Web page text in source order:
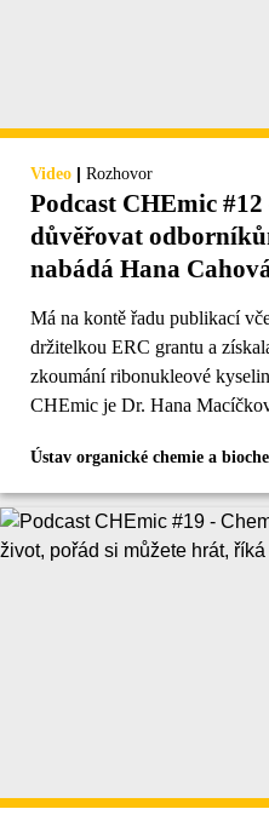
Video | Rozhovor
Podcast CHEmic
důvěřovat
nabádá Hana
Má na kontě řadu publikací
držitelkou ERC grantu a
zkoumání ribonukleové
CHEmic je Dr. Hana
Ústav organické chemie a